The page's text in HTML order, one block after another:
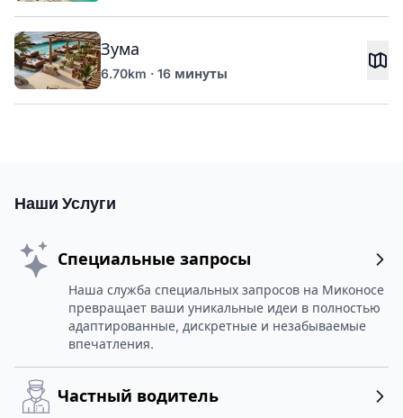
Зума
6.70km · 16 минуты
Наши Услуги
Специальные запросы
Наша служба специальных запросов на Миконосе
превращает ваши уникальные идеи в полностью
адаптированные, дискретные и незабываемые
впечатления.
Частный водитель